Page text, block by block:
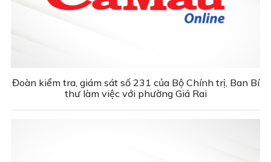
Đoàn kiểm tra, giám sát số 231 của Bộ Chính trị, Ban Bí
thư làm việc với phường Giá Rai